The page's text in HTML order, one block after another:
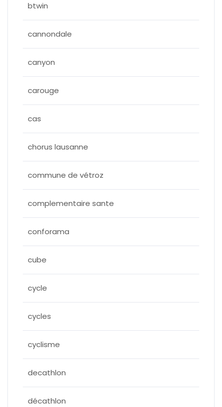
btwin
cannondale
canyon
carouge
cas
chorus lausanne
commune de vétroz
complementaire sante
conforama
cube
cycle
cycles
cyclisme
decathlon
décathlon